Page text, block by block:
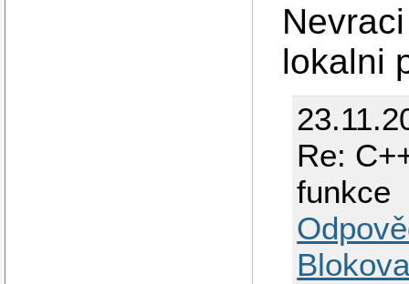
lokalni
Re:
funkce